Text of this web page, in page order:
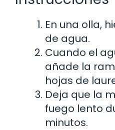
En una olla,
de agua.
Cuando el
añade la
hojas de
Deja que la
fuego lento
minutos.